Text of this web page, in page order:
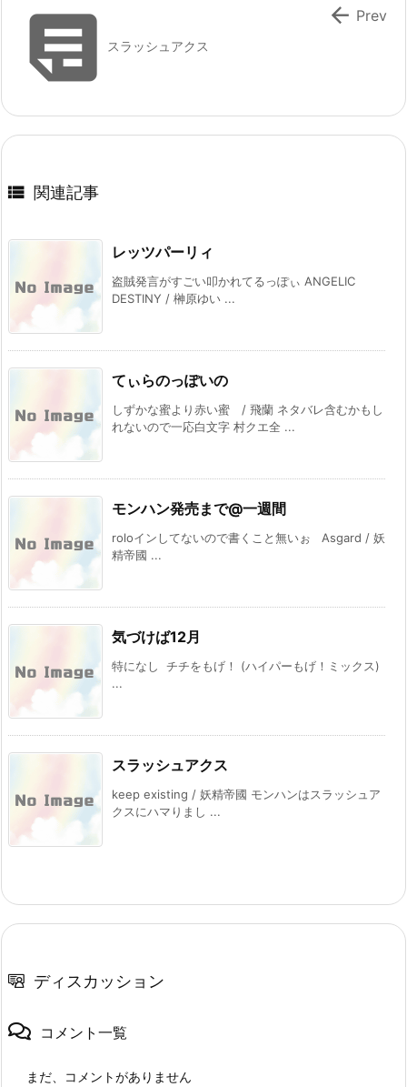
スラッシュアクス
 Prev
 関連記事
レッツパーリィ
盗賊発言がすごい叩かれてるっぽぃ ANGELIC
DESTINY / 榊原ゆい ...
てぃらのっぽいの
しずかな蜜より赤い蜜 / 飛蘭 ネタバレ含むかもし
れないので一応白文字 村クエ全 ...
モンハン発売まで@一週間
roloインしてないので書くこと無いぉ Asgard / 妖
精帝國 ...
気づけば12月
特になし チチをもげ！ (ハイパーもげ！ミックス)
...
スラッシュアクス
keep existing / 妖精帝國 モンハンはスラッシュア
クスにハマりまし ...
ディスカッション
コメント一覧
まだ、コメントがありません